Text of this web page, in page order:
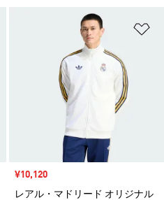
ほしいものリストに追加
セール価格
¥10,120
レアル・マドリード オリジナル